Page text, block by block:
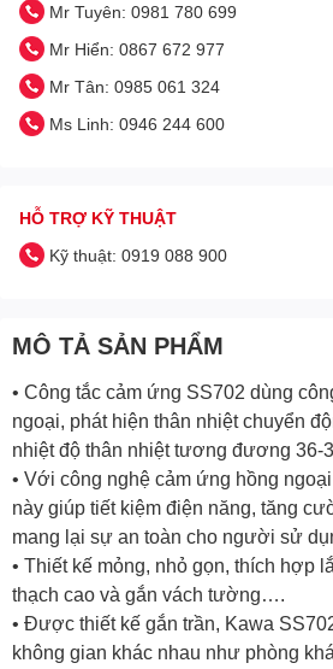
Mr Tuyên: 0981 780 699
Mr Hiển: 0867 672 977
Mr Tân: 0985 061 324
Ms Linh: 0946 244 600
HỖ TRỢ KỸ THUẬT
Kỹ thuật: 0919 088 900
MÔ TẢ SẢN PHẨM
• Công tắc cảm ứng SS702 dùng
ngoại, phát hiện thân nhiệt chuyển
nhiệt độ thân nhiệt tương đương 36-
• Với công nghệ cảm ứng hồng
này giúp tiết kiệm điện năng, tăng
mang lại sự an toàn cho người sử
• Thiết kế mỏng, nhỏ gọn, thích hợp
thạch cao và gắn vách tường….
• Được thiết kế gắn trần, Kawa
không gian khác nhau như phòng